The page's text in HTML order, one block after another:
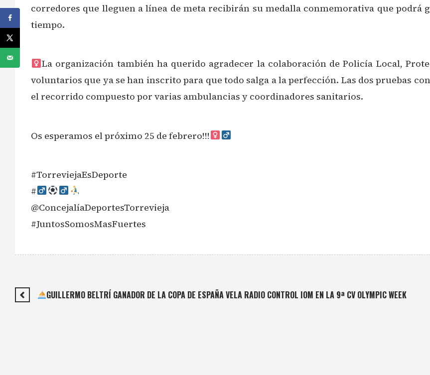
corredores que lleguen a línea de meta recibirán su medalla conmemorativa que podrá
tiempo.
La organización también ha querido agradecer la colaboración de Policía Local,
voluntarios que ya se han inscrito para que todo salga a la perfección. Las dos pruebas
el recorrido compuesto por varias ambulancias y coordinadores sanitarios.
Os esperamos el próximo 25 de febrero!!!‍
#TorreviejaEsDeporte
#‍
@ConcejalíaDeportesTorrevieja
#JuntosSomosMasFuertes
GUILLERMO BELTRÍ GANADOR DE LA COPA DE ESPAÑA VELA RADIO CONTROL IOM EN LA 9ª CV OLYMPIC WEEK